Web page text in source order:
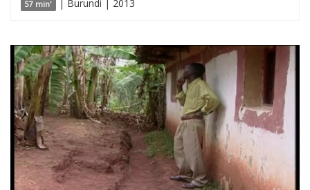
57 min' | Burundi | 2013